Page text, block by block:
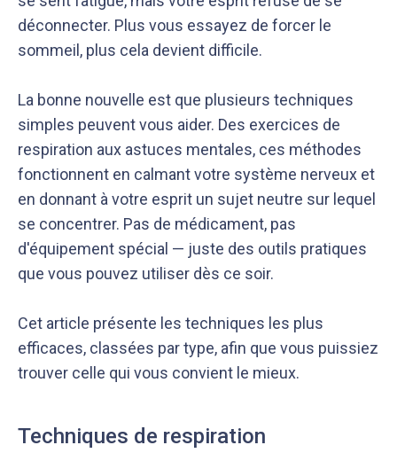
s’assurer de la précision des informations et de
qu’avec les dernières recommandations des
déconnecter. Plus vous essayez de forcer le
sommeil, plus cela devient difficile.
La bonne nouvelle est que plusieurs techniques
simples peuvent vous aider. Des exercices de
respiration aux astuces mentales, ces méthodes
fonctionnent en calmant votre système nerveux et
en donnant à votre esprit un sujet neutre sur lequel
se concentrer. Pas de médicament, pas
d'équipement spécial — juste des outils pratiques
que vous pouvez utiliser dès ce soir.
Cet article présente les techniques les plus
efficaces, classées par type, afin que vous puissiez
trouver celle qui vous convient le mieux.
Techniques de respiration